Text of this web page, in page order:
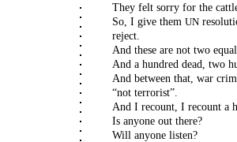
They felt sorry for the
So, I give them UN
reject.
And these are not two
And a hundred dead, two
And between that, war
“not terrorist”.
And I recount, I recount a
Is anyone out there?
Will anyone listen?